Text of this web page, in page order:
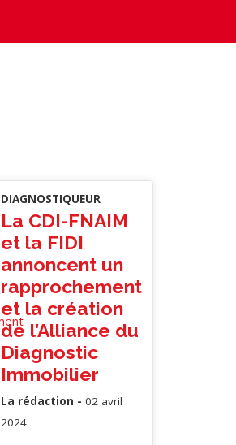
DIAGNOSTIQUEUR
La CDI-FNAIM
et la FIDI
annoncent un
rapprochement
et la création
de l’Alliance du
Diagnostic
Immobilier
La rédaction -02 avril
2024